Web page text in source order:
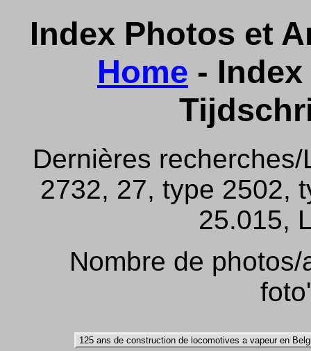
Index Photos et
Home -
Dernières
2732, 27, type 2502,
25.015,
Nombre de